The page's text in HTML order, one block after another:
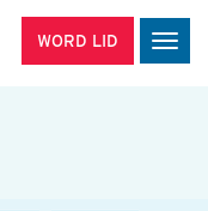
WORD LID